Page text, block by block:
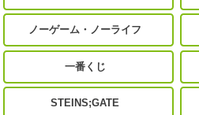
ノーゲーム・ノーライフ
一番くじ
STEINS;GATE